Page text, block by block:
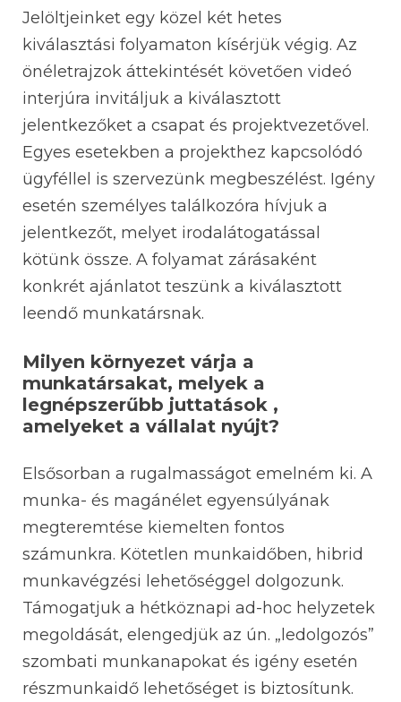
Jelöltjeinket egy közel két hetes
kiválasztási folyamaton kísérjük végig. Az
önéletrajzok áttekintését követően videó
interjúra invitáljuk a kiválasztott
jelentkezőket a csapat és projektvezetővel.
Egyes esetekben a projekthez kapcsolódó
ügyféllel is szervezünk megbeszélést. Igény
esetén személyes találkozóra hívjuk a
jelentkezőt, melyet irodalátogatással
kötünk össze. A folyamat zárásaként
konkrét ajánlatot teszünk a kiválasztott
leendő munkatársnak.
Milyen környezet várja a
munkatársakat, melyek a
legnépszerűbb juttatások ,
amelyeket a vállalat nyújt?
Elsősorban a rugalmasságot emelném ki. A
munka- és magánélet egyensúlyának
megteremtése kiemelten fontos
számunkra. Kötetlen munkaidőben, hibrid
munkavégzési lehetőséggel dolgozunk.
Támogatjuk a hétköznapi ad-hoc helyzetek
megoldását, elengedjük az ún. „ledolgozós”
szombati munkanapokat és igény esetén
részmunkaidő lehetőséget is biztosítunk.